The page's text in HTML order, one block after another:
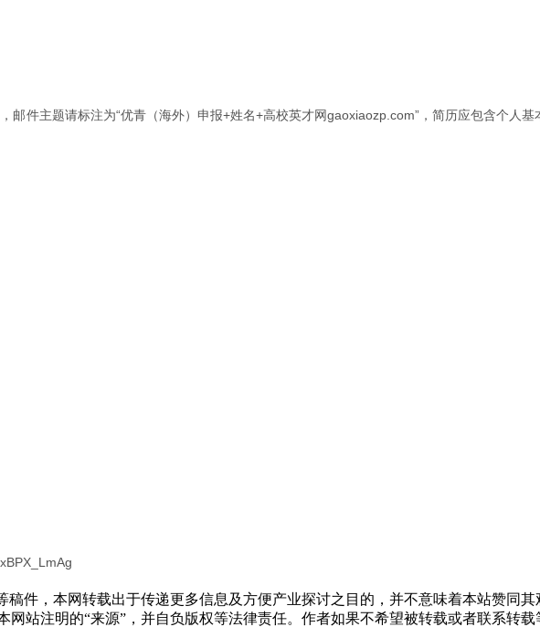
邮件主题请标注为“优青（海外）申报+姓名+高校英才网gaoxiaozp.com”，简历应包含个人
件，本网转载出于传递更多信息及方便产业探讨之目的，并不意味着本站赞同
站注明的“来源”，并自负版权等法律责任。作者如果不希望被转载或者联系转载